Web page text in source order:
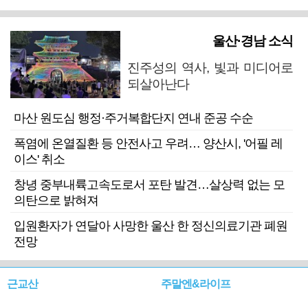
울산·경남 소식
진주성의 역사, 빛과 미디어로
되살아난다
마산 원도심 행정·주거복합단지 연내 준공 수순
폭염에 온열질환 등 안전사고 우려… 양산시, '어필 레
이스' 취소
창녕 중부내륙고속도로서 포탄 발견…살상력 없는 모
의탄으로 밝혀져
입원환자가 연달아 사망한 울산 한 정신의료기관 폐원
전망
근교산 주말엔&라이프